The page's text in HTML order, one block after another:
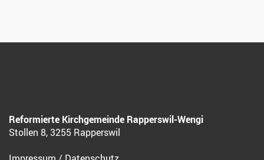
Reformierte Kirchgemeinde Rapperswil-Wengi
Stollen 8, 3255 Rapperswil